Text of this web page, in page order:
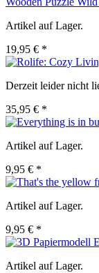
Artikel auf Lager.
19,95 € *
Derzeit leider nicht
35,95 € *
Artikel auf Lager.
9,95 € *
Artikel auf Lager.
9,95 € *
Artikel auf Lager.